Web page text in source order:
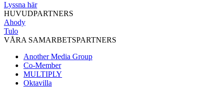
Lyssna här
HUVUDPARTNERS
Ahody
Tulo
VÅRA SAMARBETSPARTNERS
Another Media Group
Co-Member
MULTIPLY
Oktavilla